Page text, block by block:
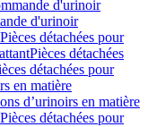
d'urinoir
d'urinoir
Pièces détachées pour
Pièces détachées
détachées pour
en matière
d’urinoirs en matière
Pièces détachées pour